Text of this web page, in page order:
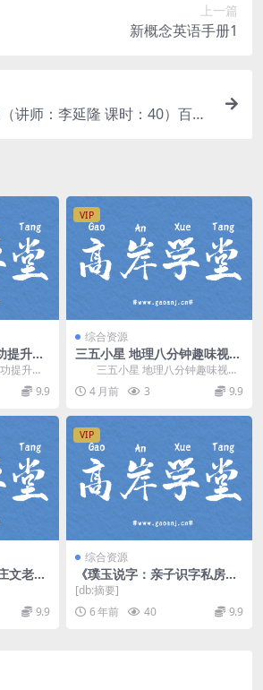
上一篇
新概念英语手册1
讲师：李延隆 课时：40）百度
提升训
提升训
视频教
9.9
VIP
综合资源
三五小星 地理八分钟趣味视频
课200集 百度网盘分享
三五小星 地理八分钟趣味视频
课，包含：中国篇 + 世界篇。采用
动画+实景拍摄...
4 月前 3 9.9
文老师
）（超
9.9
VIP
综合资源
《璞玉说字：亲子识字私房
课》MP3音频 百度网盘下载
[db:摘要]
6 年前
40 9.9